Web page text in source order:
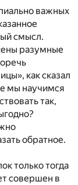
важных
смысл.
разумные
как сказал
мы научимся
так,
обратное.
только тогда
совершен в